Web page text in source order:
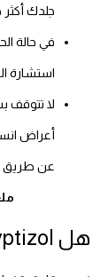
جلدك
في حالة
استشارة
لا تتوقف
أعراض
عن طريق
هل Tryptizol يسبب الإدمان